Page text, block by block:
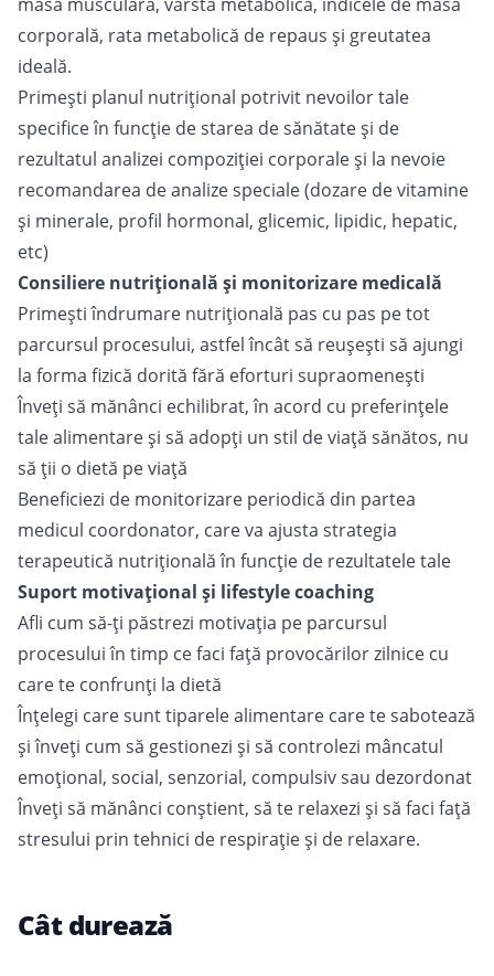
corporală, rata metabolică de repaus și greutatea
ideală.
Primești planul nutrițional potrivit nevoilor tale
specifice în funcție de starea de sănătate și de
rezultatul analizei compoziției corporale și la nevoie
recomandarea de analize speciale (dozare de vitamine
și minerale, profil hormonal, glicemic, lipidic, hepatic,
etc)
Consiliere nutrițională și monitorizare medicală
Primești îndrumare nutrițională pas cu pas pe tot
parcursul procesului, astfel încât să reușești să ajungi
la forma fizică dorită fără eforturi supraomenești
Înveți să mănânci echilibrat, în acord cu preferințele
tale alimentare și să adopți un stil de viață sănătos, nu
să ții o dietă pe viață
Beneficiezi de monitorizare periodică din partea
medicul coordonator, care va ajusta strategia
terapeutică nutrițională în funcție de rezultatele tale
Suport motivațional și lifestyle coaching
Afli cum să-ți păstrezi motivația pe parcursul
procesului în timp ce faci față provocărilor zilnice cu
care te confrunți la dietă
Înțelegi care sunt tiparele alimentare care te sabotează
și înveți cum să gestionezi și să controlezi mâncatul
emoțional, social, senzorial, compulsiv sau dezordonat
Înveți să mănânci conștient, să te relaxezi și să faci față
stresului prin tehnici de respirație și de relaxare.
Cât durează